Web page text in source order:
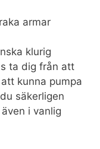
armar
klurig
ta dig från att
kunna pumpa
säkerligen
i vanlig